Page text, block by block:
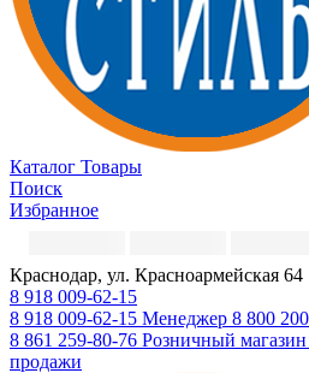
Каталог Товары
Поиск
Избранное
Краснодар, ул. Красноармейская 64
8 918 009-62-15
8 918 009-62-15 Менеджер 8 800
8 861 259-80-76 Розничный магазин
продажи